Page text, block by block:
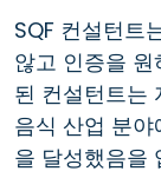
SQF 컨설턴트
않고 인증을
된 컨설턴트는
음식 산업 분
을 달성했음을